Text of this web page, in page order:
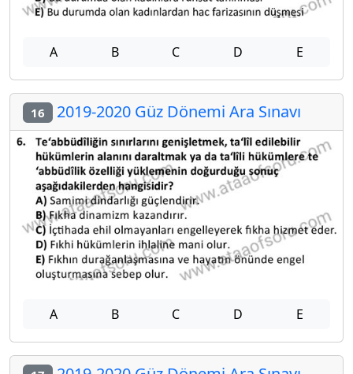
A B C D E
16 2019-2020 Güz Dönemi Ara Sınavı
A B C D E